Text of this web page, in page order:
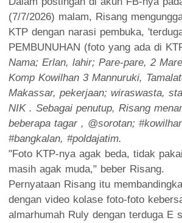
(7/7/2026) malam, Risang
KTP dengan narasi pembuka,
PEMBUNUHAN (foto yang ada di
Nama; Erlan, lahir; Pare-pare, 2
Komp Kowilhan 3 Mannuruki,
Makassar, pekerjaan; wiraswasta,
NIK . Sebagai penutup, Risang
beberapa tagar , @sorotan;
#bangkalan, #poldajatim.
"Foto KTP-nya agak beda, tidak
masih agak muda," beber Risang.
Pernyataan Risang itu
dengan video kolase foto-foto
almarhumah Ruly dengan terduga E